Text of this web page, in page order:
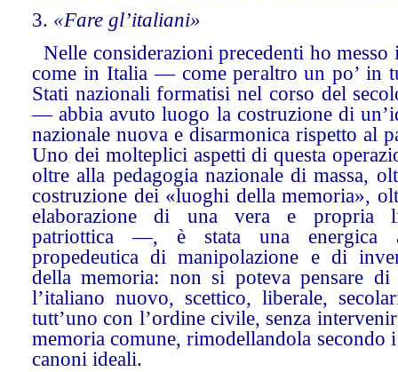
3. «Fare gl’italiani»
Nelle considerazioni precedenti ho messo
come in Italia — come peraltro un po’ in
Stati nazionali formatisi nel corso del
— abbia avuto luogo la costruzione di
nazionale nuova e disarmonica rispetto al
Uno dei molteplici aspetti di questa
oltre alla pedagogia nazionale di massa,
costruzione dei «luoghi della memoria»,
elaborazione di una vera e propria
patriottica —, è stata una energica
propedeutica di manipolazione e di
della memoria: non si poteva pensare di
l’italiano nuovo, scettico, liberale,
tutt’uno con l’ordine civile, senza
memoria comune, rimodellandola secondo
canoni ideali.